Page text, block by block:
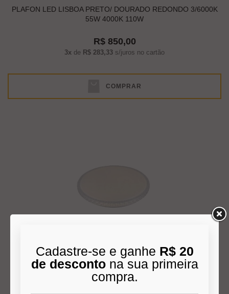
PLAFON LED LISBOA PRETO/ DOURADO REDONDO 3/6000K
55W 4000K 110W
R$ 850,00
3x de R$ 283,33 s/juros no cartão
COMPRAR
PLAFON FIANN LY-8207AM RED BCO 24W 39CM 3/4/6000K
R$ 395,00
3xdeR$ 131,67s/juros no cartão
Cadastre-se e ganhe R$ 20
de descontona sua primeira
compra.